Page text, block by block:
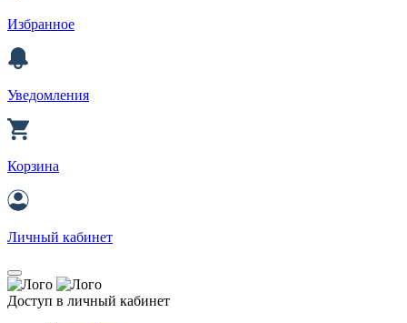
Избранное
Уведомления
Корзина
Личный кабинет
Доступ в личный кабинет